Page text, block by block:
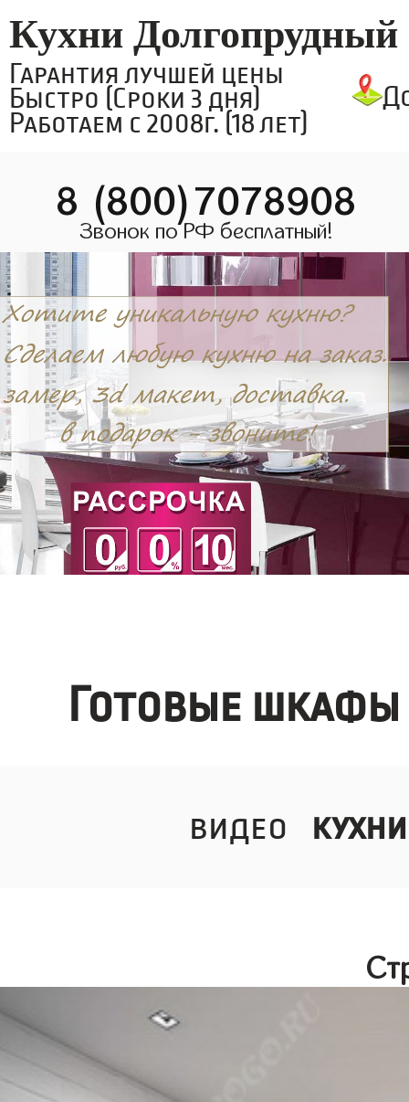
Кухни Долгопрудный
Гарантия лучшей цены
Быстро (Сроки 3 дня)
Работаем с 2008г. (18 лет)
8 (800)7078908
Звонок по РФ бесплатный!
Готовые
видео кухни